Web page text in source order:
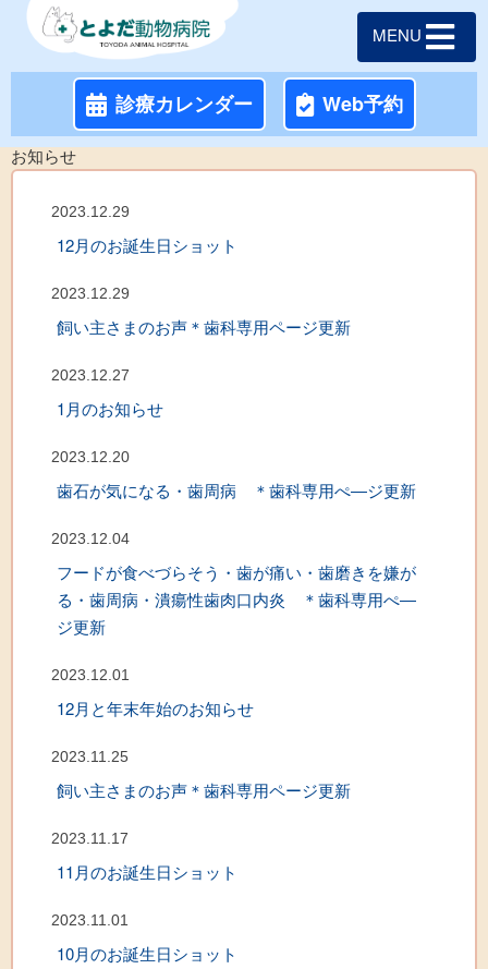
診療カレンダー Web予約
MENU
お知らせ
2023.12.29
12月のお誕生日ショット
2023.12.29
飼い主さまのお声＊歯科専用ページ更新
2023.12.27
1月のお知らせ
2023.12.20
歯石が気になる・歯周病 ＊歯科専用ぺ―ジ更新
2023.12.04
フードが食べづらそう・歯が痛い・歯磨きを嫌が
る・歯周病・潰瘍性歯肉口内炎 ＊歯科専用ぺ―
ジ更新
2023.12.01
12月と年末年始のお知らせ
2023.11.25
飼い主さまのお声＊歯科専用ページ更新
2023.11.17
11月のお誕生日ショット
2023.11.01
10月のお誕生日ショット